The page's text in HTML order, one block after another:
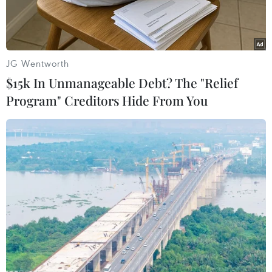
toán học và thống kê.
Nhà toán học người Pháp Michel Talagrand. (Nguồn: France
Bleu)
Ngày 20/3, Giải thưởng Toán học Abel 2024 đã
được trao cho nhà toán học người Pháp Michel
Talagrand, chuyên gia về lý thuyết xác suất và
JG Wentworth
$15k In Unmanageable Debt? The "Relief
Program" Creditors Hide From You